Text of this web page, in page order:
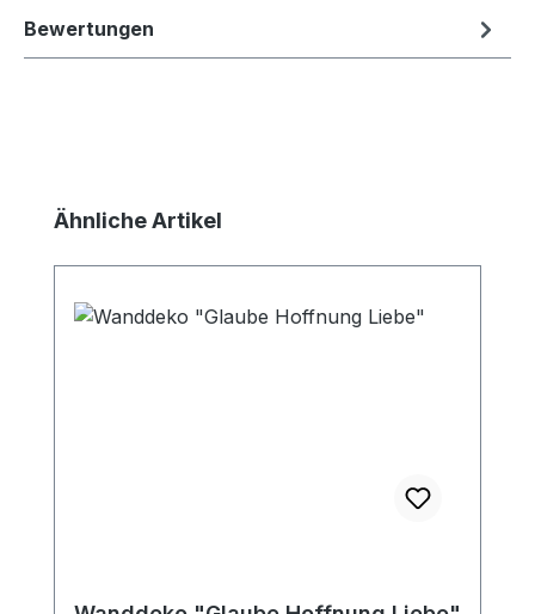
Bewertungen
Produktgalerie überspringen
Ähnliche Artikel